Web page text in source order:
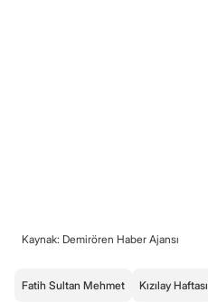
Kaynak: Demirören Haber Ajansı
Fatih Sultan Mehmet Kızılay Haftası